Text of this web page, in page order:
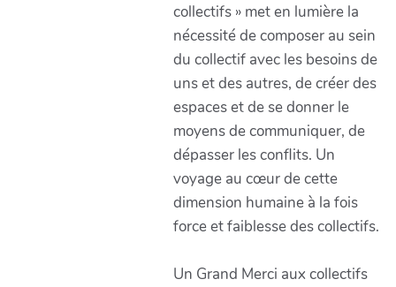
collectifs » met en lumière la
nécessité de composer au sein
du collectif avec les besoins de
uns et des autres, de créer des
espaces et de se donner le
moyens de communiquer, de
dépasser les conflits. Un
voyage au cœur de cette
dimension humaine à la fois
force et faiblesse des collectifs.
Un Grand Merci aux collectifs